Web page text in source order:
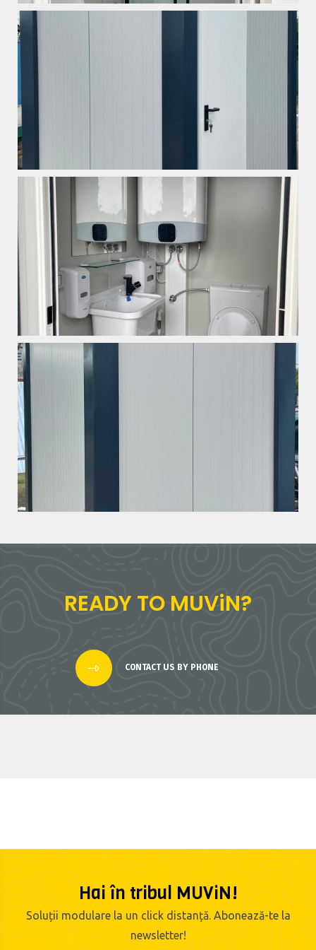
READY TO MUViN?
CONTACT US BY PHONE
Hai în tribul MUViN!
Soluții modulare la un click distanță. Abonează-te la
newsletter!